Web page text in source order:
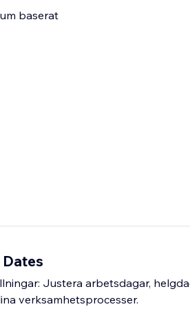
baserat
Justera arbetsdagar,
verksamhetsprocesser.